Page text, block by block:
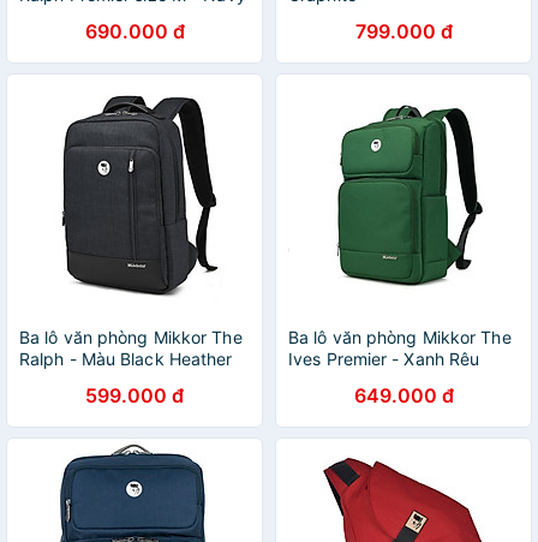
690.000 đ 799.000 đ
Ba lô văn phòng Mikkor The
Ralph - Màu Black Heather
599.000 đ
Ba lô văn phòng Mikkor The
Ives Premier - Xanh Rêu
649.000 đ